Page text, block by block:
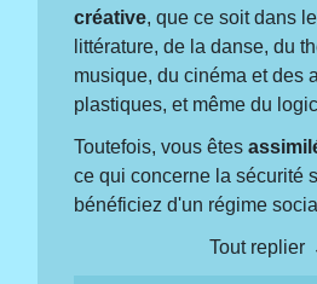
créative, que ce soit dans
littérature, de la danse, du
musique, du cinéma et des
plastiques, et même du
Toutefois, vous êtes
ce qui concerne la sécurité
bénéficiez d'un régime
Tout replier